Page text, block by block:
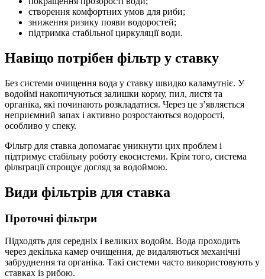
створення комфортних умов для риби;
зниження ризику появи водоростей;
підтримка стабільної циркуляції води.
Навіщо потрібен фільтр у ставку
Без системи очищення вода у ставку швидко каламутніє. У
водоймі накопичуються залишки корму, пил, листя та
органіка, які починають розкладатися. Через це з’являється
неприємний запах і активно розростаються водорості,
особливо у спеку.
Фільтр для ставка допомагає уникнути цих проблем і
підтримує стабільну роботу екосистеми. Крім того, система
фільтрації спрощує догляд за водоймою.
Види фільтрів для ставка
Проточні фільтри
Підходять для середніх і великих водойм. Вода проходить
через декілька камер очищення, де видаляються механічні
забруднення та органіка. Такі системи часто використовують у
ставках із рибою.